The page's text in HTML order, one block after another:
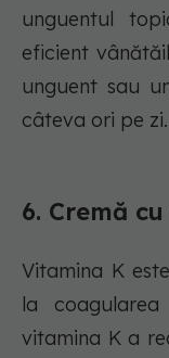
unguentul
eficient
unguent sau
câteva ori pe zi.
6. Cremă
Vitamina K
la
vitamina K a